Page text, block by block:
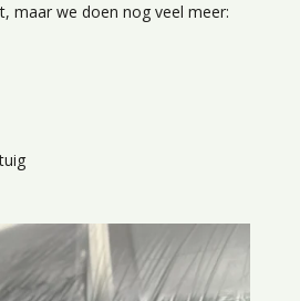
maar we doen nog veel meer: